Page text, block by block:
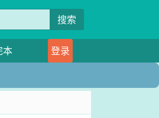
搜索
本 登录